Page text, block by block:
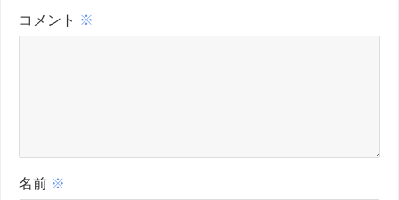
コメント ※
名前 ※